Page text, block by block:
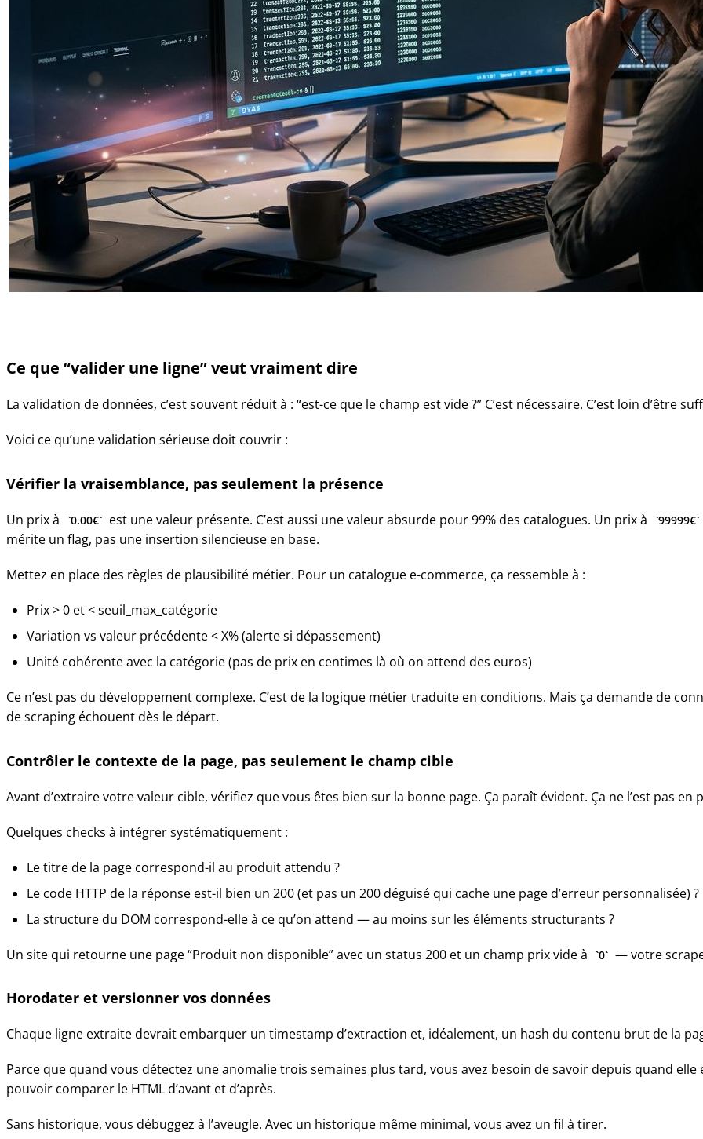
Ce que “valider une ligne” veut vraiment dire
La validation de données, c’est souvent réduit à : “est-ce que le champ est vide ?” C’est nécessaire. C’est loin d’être
Voici ce qu’une validation sérieuse doit couvrir :
Vérifier la vraisemblance, pas seulement la présence
Un prix à 0.00€ est une valeur présente. C’est aussi une valeur absurde pour 99% des catalogues. Un prix à 99999€
mérite un flag, pas une insertion silencieuse en base.
Mettez en place des règles de plausibilité métier. Pour un catalogue e-commerce, ça ressemble à :
Prix > 0 et < seuil_max_catégorie
Variation vs valeur précédente < X% (alerte si dépassement)
Unité cohérente avec la catégorie (pas de prix en centimes là où on attend des euros)
Ce n’est pas du développement complexe. C’est de la logique métier traduite en conditions. Mais ça demande de
de scraping échouent dès le départ.
Contrôler le contexte de la page, pas seulement le champ cible
Avant d’extraire votre valeur cible, vérifiez que vous êtes bien sur la bonne page. Ça paraît évident. Ça ne l’est pas en
Quelques checks à intégrer systématiquement :
Le titre de la page correspond-il au produit attendu ?
Le code HTTP de la réponse est-il bien un 200 (et pas un 200 déguisé qui cache une page d’erreur personnalisée) ?
La structure du DOM correspond-elle à ce qu’on attend — au moins sur les éléments structurants ?
Un site qui retourne une page “Produit non disponible” avec un status 200 et un champ prix vide à 0 — votre
Horodater et versionner vos données
Chaque ligne extraite devrait embarquer un timestamp d’extraction et, idéalement, un hash du contenu brut de la
Parce que quand vous détectez une anomalie trois semaines plus tard, vous avez besoin de savoir depuis quand
pouvoir comparer le HTML d’avant et d’après.
Sans historique, vous débuggez à l’aveugle. Avec un historique même minimal, vous avez un fil à tirer.